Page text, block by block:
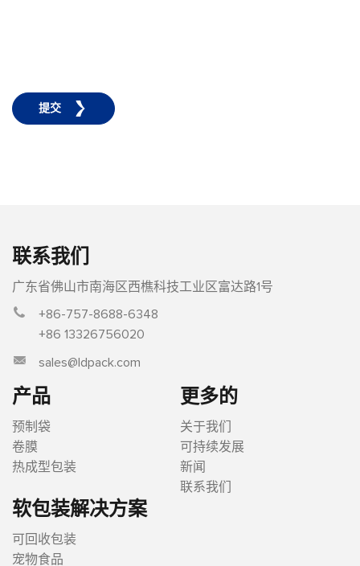
提交
联系我们
广东省佛山市南海区西樵科技工业区富达路1号
+86-757-8688-6348
+86 13326756020
sales@ldpack.com
产品
预制袋
卷膜
热成型包装
软包装解决方案
可回收包装
宠物食品
更多的
关于我们
可持续发展
新闻
联系我们